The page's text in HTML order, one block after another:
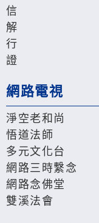
信
解
行
證
網路電視
淨空老和尚
悟道法師
多元文化台
網路三時繫念
網路念佛堂
雙溪法會